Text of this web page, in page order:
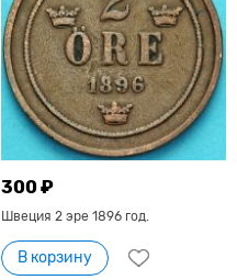
300 ₽
Швеция 2 эре 1896 год.
В корзину